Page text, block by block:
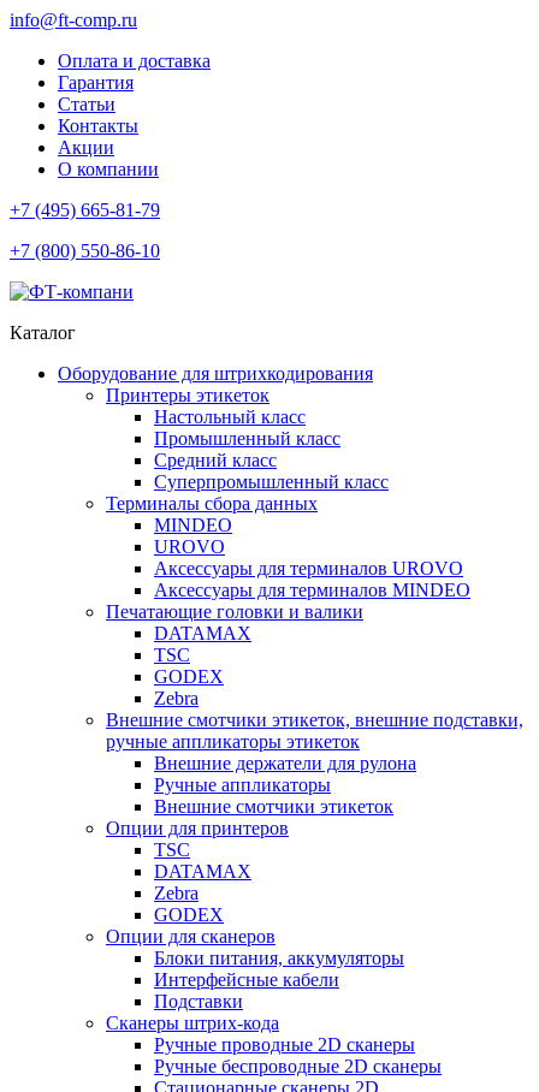
info@ft-comp.ru
Оплата и доставка
Гарантия
Статьи
Контакты
Акции
О компании
+7 (495) 665-81-79
+7 (800) 550-86-10
Каталог
Оборудование для штрихкодирования
Принтеры этикеток
Настольный класс
Промышленный класс
Средний класс
Суперпромышленный класс
Терминалы сбора данных
MINDEO
UROVO
Аксессуары для терминалов UROVO
Аксессуары для терминалов MINDEO
Печатающие головки и валики
DATAMAX
TSC
GODEX
Zebra
Внешние смотчики этикеток, внешние подставки,
ручные аппликаторы этикеток
Внешние держатели для рулона
Ручные аппликаторы
Внешние смотчики этикеток
Опции для принтеров
TSC
DATAMAX
Zebra
GODEX
Опции для сканеров
Блоки питания, аккумуляторы
Интерфейсные кабели
Подставки
Сканеры штрих-кода
Ручные проводные 2D сканеры
Ручные беспроводные 2D сканеры
Стационарные сканеры 2D